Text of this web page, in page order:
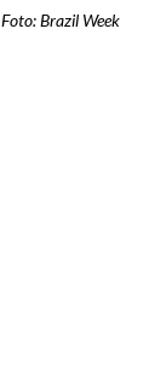
Foto: Brazil Week